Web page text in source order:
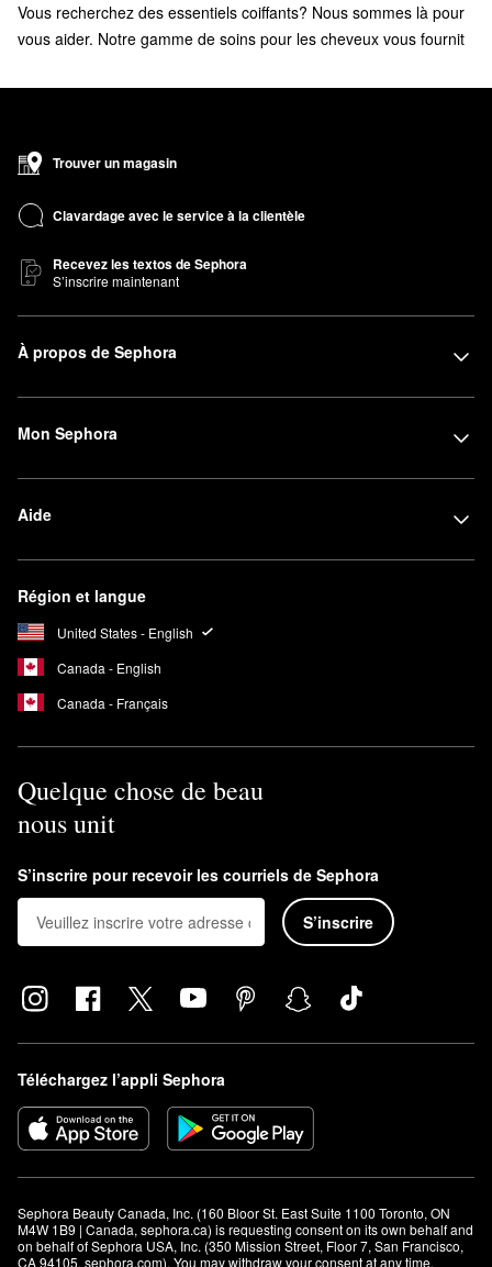
Vous recherchez des essentiels coiffants? Nous sommes là pour
vous aider. Notre gamme de soins pour les cheveux vous fournit
cheveux.
Trouver un magasin
Clavardage avec le service à la clientèle
Recevez les textos de Sephora
S’inscrire maintenant
À propos de Sephora
Mon Sephora
Aide
Région et langue
United States - English
Canada - English
Canada - Français
Quelque chose de beau
nous unit
S’inscrire pour recevoir les courriels de Sephora
S’inscrire
Téléchargez l’appli Sephora
Sephora Beauty Canada, Inc. (160 Bloor St. East Suite 1100 Toronto, ON
M4W 1B9 | Canada, sephora.ca) is requesting consent on its own behalf and
on behalf of Sephora USA, Inc. (350 Mission Street, Floor 7, San Francisco,
CA 94105, sephora.com). You may withdraw your consent at any time.